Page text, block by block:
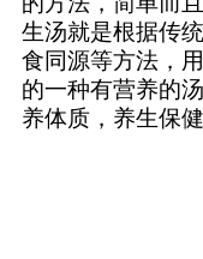
生汤就是根据传
食同源等方法，
的一种有营养的
养体质，养生保健